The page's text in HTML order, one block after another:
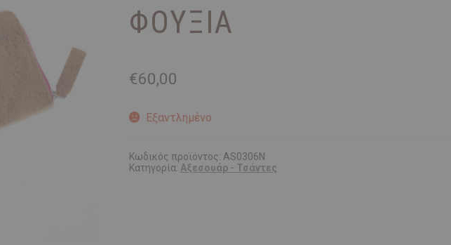
ΦΟΎΞΙΑ
€60,00
Εξαντλημένο
Κωδικός προϊόντος: AS0306N
Κατηγορία: Αξεσουάρ - Τσάντες